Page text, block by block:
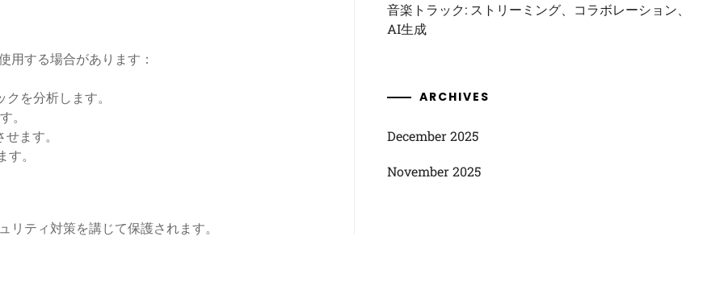
用する場合があります：
を分析します。
。
ます。
。
ティ対策を講じて保護されます。
音楽トラック: ストリーミング、コラボレーション、
AI生成
ARCHIVES
December 2025
November 2025